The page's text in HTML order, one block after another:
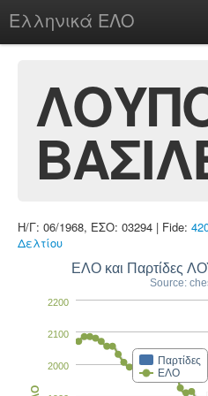
Ελληνικά ΕΛΟ
chesstu.be @ discord
Login
Η/Γ: 06/1968, ΕΣΟ: 03294 | Fide:
Δελτίου
Source:
Παρτίδες
ΕΛΟ
2000
2100
2200